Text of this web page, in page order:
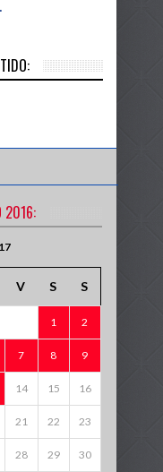
2016:
V S S
1 2
7 8 9
14 15 16
21 22 23
28 29 30